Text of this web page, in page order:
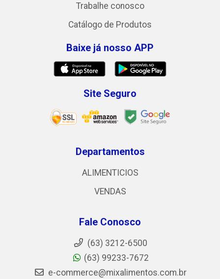
Trabalhe conosco
Catálogo de Produtos
Baixe já nosso APP
Site Seguro
Departamentos
ALIMENTICIOS
VENDAS
Fale Conosco
(63) 3212-6500
(63) 99233-7672
e-commerce@mixalimentos.com.br